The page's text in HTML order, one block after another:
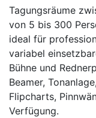
Tagungsräume
von 5 bis 300
ideal für
variabel
Bühne und
Beamer,
Flipcharts,
Verfügung.